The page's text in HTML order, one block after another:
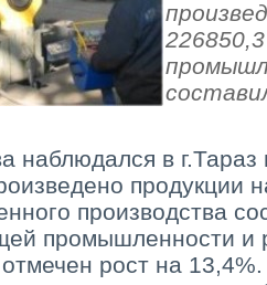
наблюдался в
продукции
производства
промышленности и
рост на